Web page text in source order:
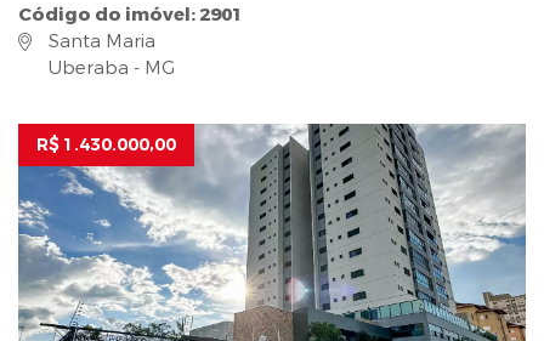
Código do imóvel: 2901
Santa Maria
Uberaba - MG
R$ 1.430.000,00